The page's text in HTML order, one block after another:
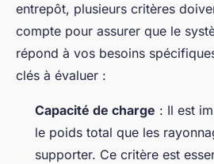
entrepôt, plusieurs critères
compte pour assurer que le
répond à vos besoins
clés à évaluer :
Capacité de charge : Il est
le poids total que les
supporter. Ce critère est